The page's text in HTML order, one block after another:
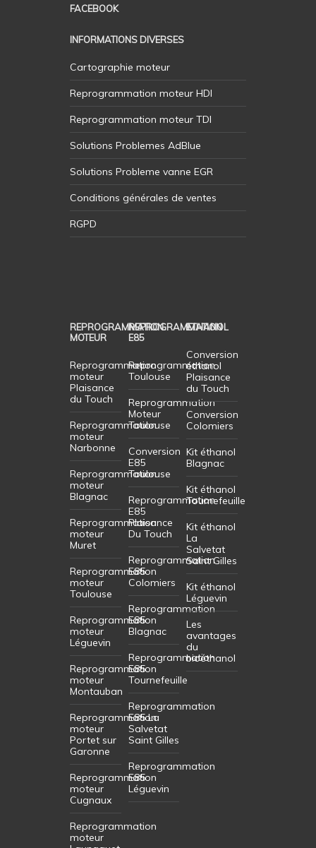
FACEBOOK
INFORMATIONS DIVERSES
Cartographie moteur
Reprogrammation moteur HDI
Reprogrammation moteur TDI
Solutions Problemes AdBlue
Solutions Probleme vanne EGR
Conditions générales de ventes
RGPD
REPROGRAMMATION
MOTEUR
Reprogrammation
moteur
Plaisance
du Touch
Reprogrammation
moteur
Narbonne
Reprogrammation
moteur
Blagnac
Reprogrammation
moteur
Muret
Reprogrammation
moteur
Toulouse
Reprogrammation
moteur
Léguevin
Reprogrammation
moteur
Montauban
Reprogrammation
moteur
Portet sur
Garonne
Reprogrammation
moteur
Cugnaux
Reprogrammation
moteur
REPROGRAMMATION
E85
Reprogrammation
Toulouse
Reprogrammation
Moteur
Toulouse
Conversion
E85
Toulouse
Reprogrammation
E85
Plaisance
Du Touch
Reprogrammation
E85
Colomiers
Reprogrammation
E85
Blagnac
Reprogrammation
E85
Tournefeuille
Reprogrammation
E85 La
Salvetat
Saint Gilles
Reprogrammation
E85
Léguevin
ETHANOL
Conversion
éthanol
Plaisance
du Touch
Conversion
Colomiers
Kit éthanol
Blagnac
Kit éthanol
Tournefeuille
Kit éthanol
La
Salvetat
Saint Gilles
Kit éthanol
Léguevin
Les
avantages
du
bioéthanol